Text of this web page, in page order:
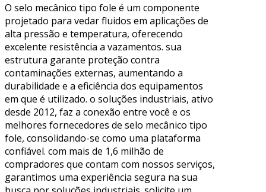
O selo mecânico tipo fole é um componente
projetado para vedar fluidos em aplicações de
alta pressão e temperatura, oferecendo
excelente resistência a vazamentos. sua
estrutura garante proteção contra
contaminações externas, aumentando a
durabilidade e a eficiência dos equipamentos
em que é utilizado. o soluções industriais, ativo
desde 2012, faz a conexão entre você e os
melhores fornecedores de selo mecânico tipo
fole, consolidando-se como uma plataforma
confiável. com mais de 1,6 milhão de
compradores que contam com nossos serviços,
garantimos uma experiência segura na sua